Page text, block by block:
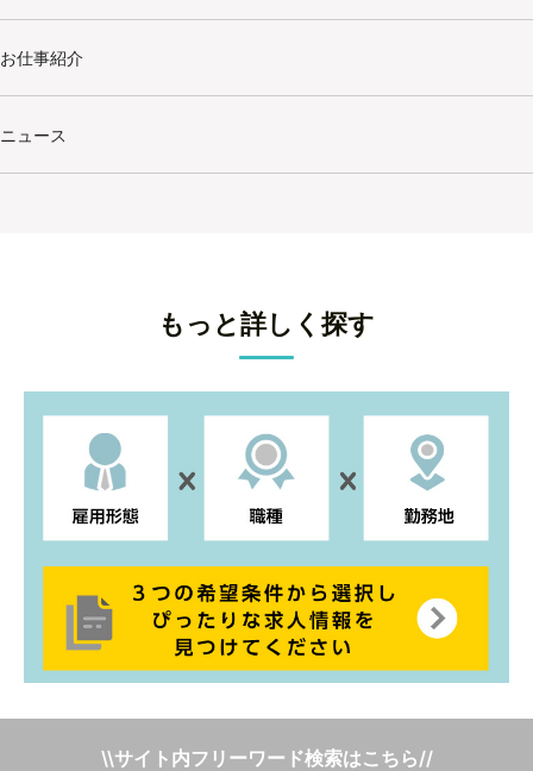
お仕事紹介
ニュース
もっと詳しく探す
\\サイト内フリーワード検索はこちら//